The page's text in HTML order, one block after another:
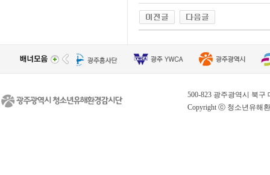
1
1
500-823 광주광역시 북구
Copyright ⓒ 청소년유해